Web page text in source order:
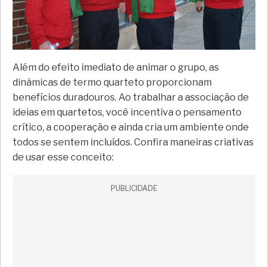
Além do efeito imediato de animar o grupo, as
dinâmicas de termo quarteto proporcionam
benefícios duradouros. Ao trabalhar a associação de
ideias em quartetos, você incentiva o pensamento
crítico, a cooperação e ainda cria um ambiente onde
todos se sentem incluídos. Confira maneiras criativas
de usar esse conceito:
PUBLICIDADE